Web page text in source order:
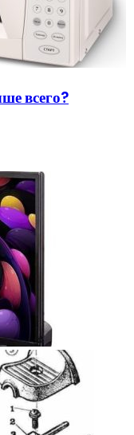
всего?